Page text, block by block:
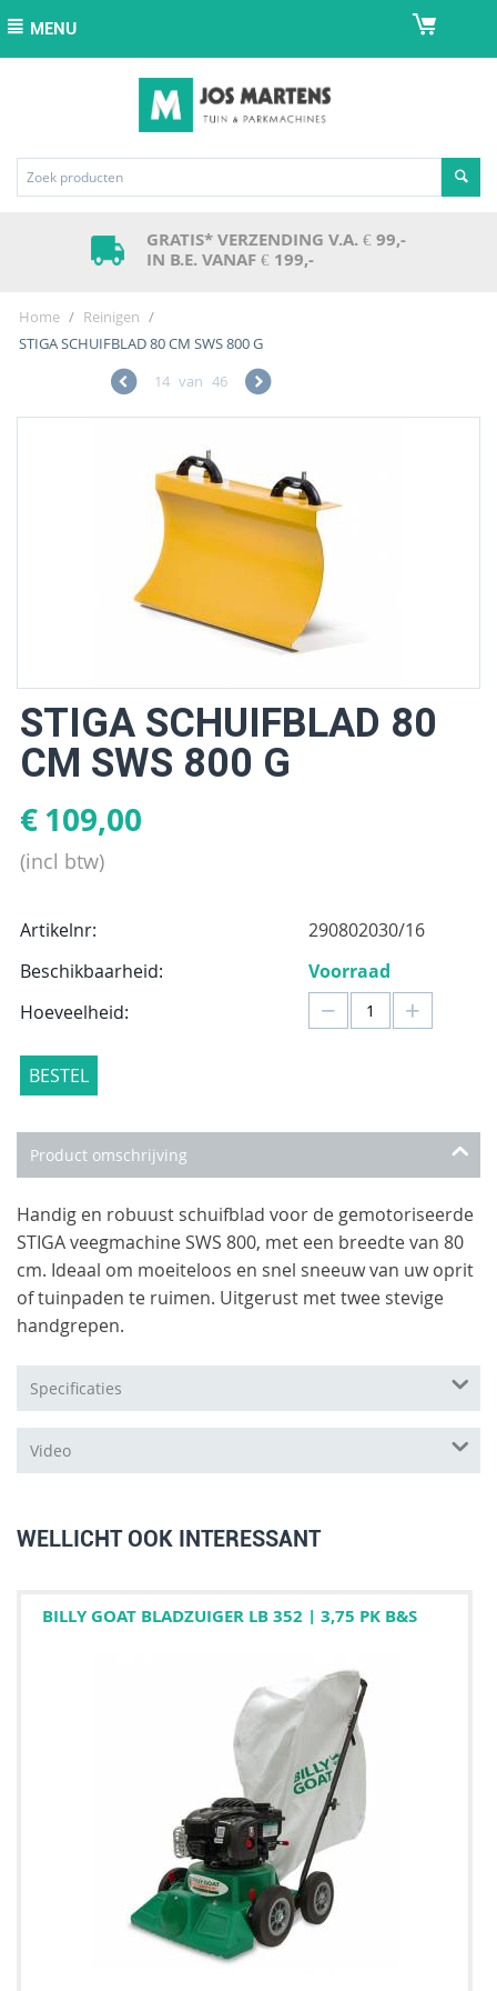
MENU
GRATIS* VERZENDING V.A. € 99,-
IN B.E. VANAF € 199,-
Home / Reinigen /
STIGA SCHUIFBLAD 80 CM SWS 800 G
14 van 46
STIGA SCHUIFBLAD 80
CM SWS 800 G
€109,00
(incl btw)
Artikelnr:
290802030/16
Beschikbaarheid:
Voorraad
Hoeveelheid:
+
−
BESTEL
Product omschrijving
Handig en robuust schuifblad voor de gemotoriseerde
STIGA veegmachine SWS 800, met een breedte van 80
cm. Ideaal om moeiteloos en snel sneeuw van uw oprit
of tuinpaden te ruimen. Uitgerust met twee stevige
handgrepen.
Specificaties
Video
WELLICHT OOK INTERESSANT
BILLY GOAT BLADZUIGER LB 352 | 3,75 PK B&S